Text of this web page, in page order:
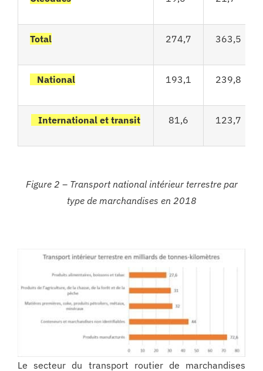
Total 274,7 363,5
National 193,1 239,8
International et transit 81,6 123,7
Figure 2 – Transport national intérieur terrestre par
type de marchandises en 2018
Le secteur du transport routier de marchandises